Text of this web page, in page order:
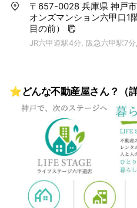
〒657-0028 兵庫県 神戸
オンズマンション六甲口1
目の前）
JR六甲道駅4分, 阪急六甲駅7
⭐どんな不動産屋さん？（